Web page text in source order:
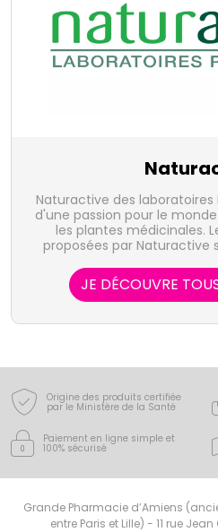
Naturactive des laboratoires
d'une passion pour le
les plantes médicinales.
proposées par Naturactive
JE DÉCOUVRE
Origine des produits certifiée
par le Ministère de la Santé
Paiement en ligne simple et
100% sécurisé
Grande Pharmacie d’Amiens
entre Paris et Lille) - 11 rue